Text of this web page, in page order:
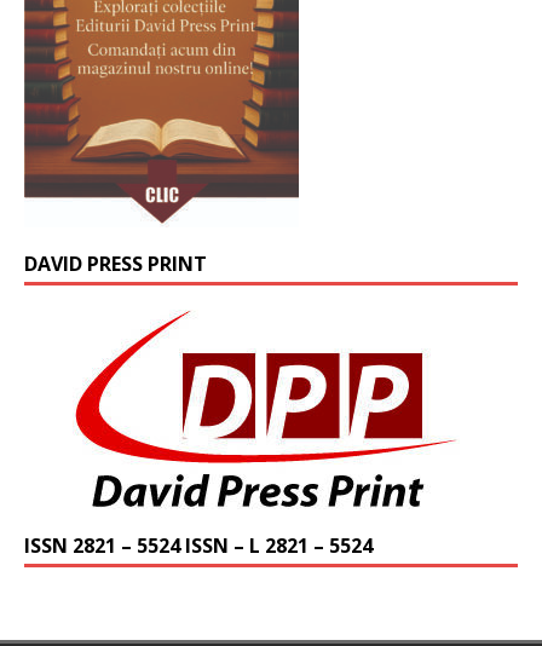
DAVID PRESS PRINT
ISSN 2821 – 5524 ISSN – L 2821 – 5524